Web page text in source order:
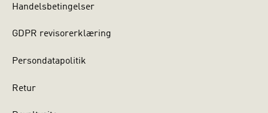
Handelsbetingelser
GDPR revisorerklæring
Persondatapolitik
Retur